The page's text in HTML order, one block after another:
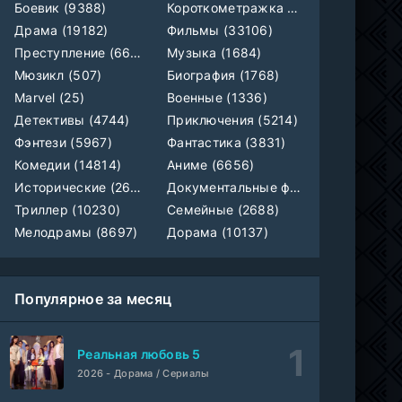
1-18 серия
1-8 серия
AniMaunt
Фильм
Несравненный боевой дух
1 сезон
1-188
серия
1-3 сезон
1 сезон
1-3 серия
Боевик (9388)
Короткометражка (699)
Драма (19182)
Фильмы (33106)
Преступление (6609)
Музыка (1684)
Мюзикл (507)
Биография (1768)
Marvel (25)
Военные (1336)
Детективы (4744)
Приключения (5214)
Фэнтези (5967)
Фантастика (3831)
Комедии (14814)
Аниме (6656)
Исторические (2658)
Документальные фильмы (1923)
Триллер (10230)
Семейные (2688)
Мелодрамы (8697)
Дорама (10137)
Популярное за месяц
Реальная любовь 5
2026 - Дорама / Сериалы